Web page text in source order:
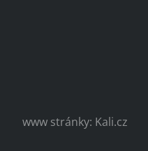
www stránky: Kali.cz